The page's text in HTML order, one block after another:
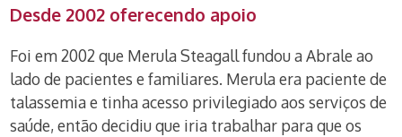
Desde 2002 oferecendo apoio
Foi em 2002 que Merula Steagall fundou a Abrale ao
lado de pacientes e familiares. Merula era paciente de
talassemia e tinha acesso privilegiado aos serviços de
saúde, então decidiu que iria trabalhar para que os